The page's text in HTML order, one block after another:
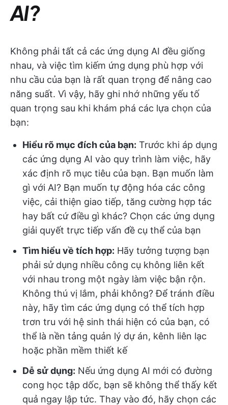
AI?
Không phải tất cả các ứng dụng AI đều giống
nhau, và việc tìm kiếm ứng dụng phù hợp với
nhu cầu của bạn là rất quan trọng để nâng cao
năng suất. Vì vậy, hãy ghi nhớ những yếu tố
quan trọng sau khi khám phá các lựa chọn của
bạn:
Hiểu rõ mục đích của bạn: Trước khi áp dụng
các ứng dụng AI vào quy trình làm việc, hãy
xác định rõ mục tiêu của bạn. Bạn muốn làm
gì với AI? Bạn muốn tự động hóa các công
việc, cải thiện giao tiếp, tăng cường hợp tác
hay bất cứ điều gì khác? Chọn các ứng dụng
giải quyết trực tiếp vấn đề cụ thể của bạn
Tìm hiểu về tích hợp: Hãy tưởng tượng bạn
phải sử dụng nhiều công cụ không liên kết
với nhau trong một ngày làm việc bận rộn.
Không thú vị lắm, phải không? Để tránh điều
này, hãy tìm các ứng dụng có thể tích hợp
trơn tru với hệ sinh thái hiện có của bạn, có
thể là nền tảng quản lý dự án, kênh liên lạc
hoặc phần mềm thiết kế
Dễ sử dụng: Nếu ứng dụng AI mới có đường
cong học tập dốc, bạn sẽ không thể thấy kết
quả ngay lập tức. Thay vào đó, hãy chọn các